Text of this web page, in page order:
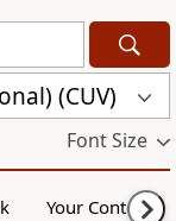
(CUV)
Font Size
Your Content